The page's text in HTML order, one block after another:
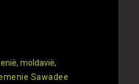
Sawadee